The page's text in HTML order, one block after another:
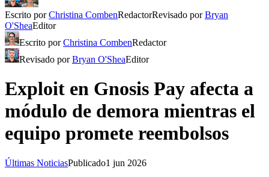
Escrito porChristina CombenRedactorRevisado porBryan
O'SheaEditor
Escrito porChristina CombenRedactor
Revisado porBryan O'SheaEditor
Exploit en Gnosis Pay afecta a
módulo de demora mientras el
equipo promete reembolsos
Últimas NoticiasPublicado1 jun 2026